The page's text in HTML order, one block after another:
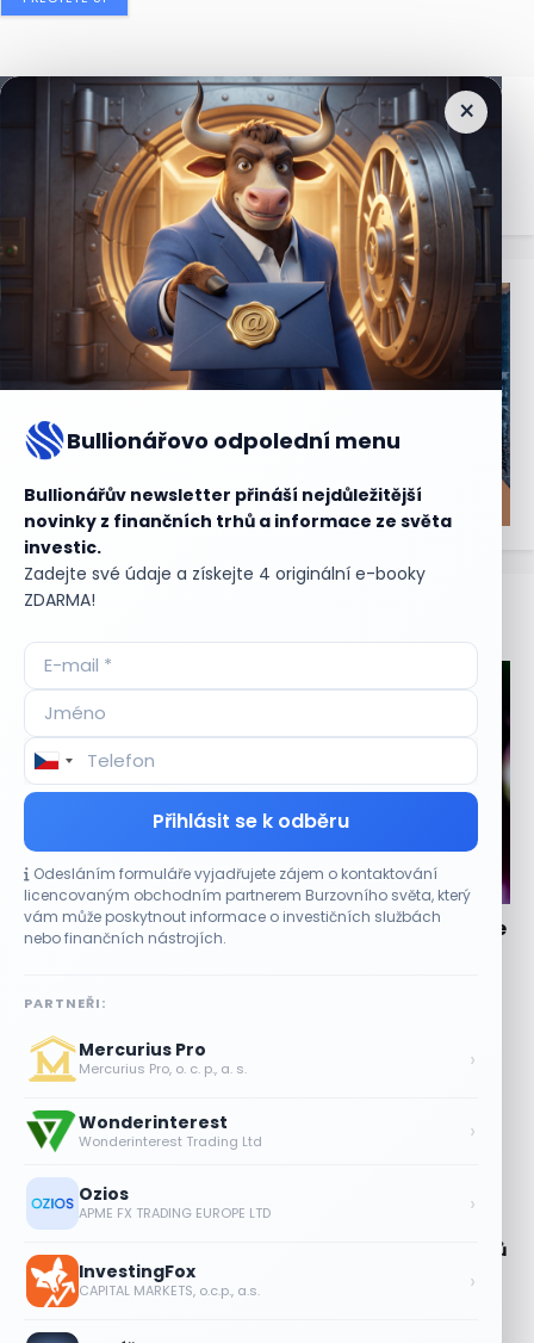
×
Bullionářovo odpolední menu
Bullionářův newsletter přináší nejdůležitější
novinky z finančních trhů a informace ze světa
investic.
Zadejte své údaje a získejte 4 originální e-booky
ZDARMA!
Přihlásit se k odběru
Odesláním formuláře vyjadřujete zájem o kontaktování
licencovaným obchodním partnerem Burzovního světa, který
vám může poskytnout informace o investičních službách
nebo finančních nástrojích.
PARTNEŘI:
Mercurius Pro
Mercurius Pro, o. c. p., a. s. ›
Wonderinterest
Wonderinterest Trading Ltd ›
Ozios
APME FX TRADING EUROPE LTD ›
InvestingFox
CAPITAL MARKETS, o.c.p., a.s. ›
Nejčtenějšízprávy
Aktuální
CO HÝBE TRHEM
Lisa Su zlehčuje Muskův závazek vůči Nvidii. Akcie
AMD po výsledcích klesají
společnosti Advanced Micro Devices (AMD) Lisa Suová
reagovala na vyjádření Elona Muska, podle...
Asijské technologie oslabily, SK Hynix se
propadl téměř o 10 %
Nasdaq 100 za čtyři dny 3,5 bilionu dolarů
6 SRPNA, 2026